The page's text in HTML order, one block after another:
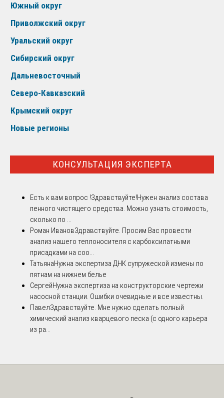
Южный округ
Приволжский округ
Уральский округ
Сибирский округ
Дальневосточный
Северо-Кавказский
Крымский округ
Новые регионы
КОНСУЛЬТАЦИЯ ЭКСПЕРТА
Есть к вам вопрос !Здравствуйте!Нужен анализ состава
пенного чистящего средства. Можно узнать стоимость,
сколько по ...
Роман ИвановЗдравствуйте. Просим Вас провести
анализ нашего теплоносителя с карбоксилатными
присадками на соо...
ТатьянаНужна экспертиза ДНК супружеской измены по
пятнам на нижнем белье
СергейНужна экспертиза на конструкторские чертежи
насосной станции. Ошибки очевидные и все известны.
ПавелЗдравствуйте. Мне нужно сделать полный
химический анализ кварцевого песка (с одного карьера
из ра...